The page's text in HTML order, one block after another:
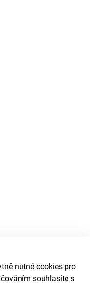
nutné cookies pro
souhlasíte s